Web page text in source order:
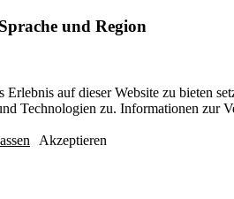
und Region
Erlebnis auf dieser Website zu bieten
Technologien zu. Informationen zur
Akzeptieren